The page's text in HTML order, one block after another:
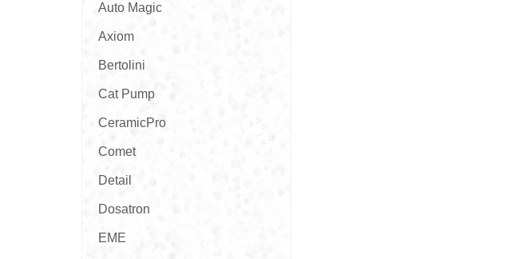
Auto Magic
Axiom
Bertolini
Cat Pump
CeramicPro
Comet
Detail
Dosatron
EME